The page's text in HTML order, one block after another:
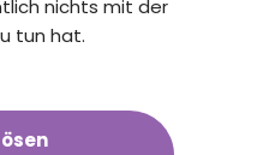
nichts mit der
tun hat.